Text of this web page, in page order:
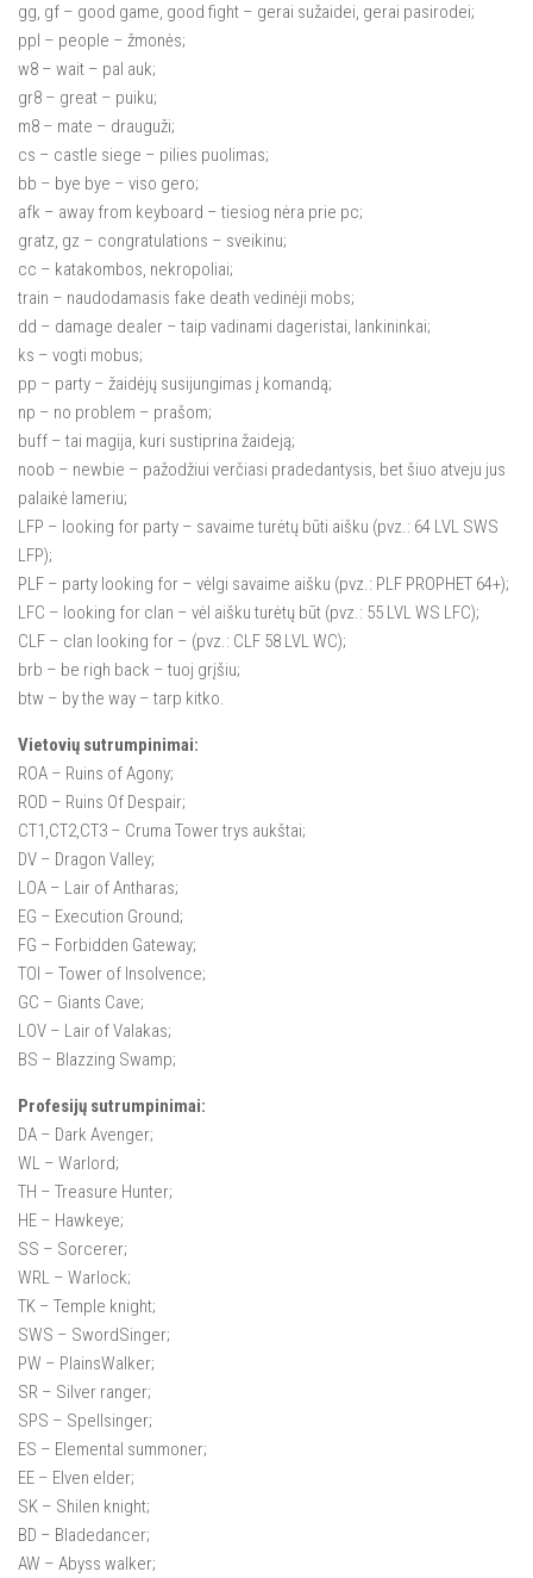
gg, gf – good game, good fight – gerai sužaidei, gerai pasirodei;
ppl – people – žmonės;
w8 – wait – pal auk;
gr8 – great – puiku;
m8 – mate – drauguži;
cs – castle siege – pilies puolimas;
bb – bye bye – viso gero;
afk – away from keyboard – tiesiog nėra prie pc;
gratz, gz – congratulations – sveikinu;
cc – katakombos, nekropoliai;
train – naudodamasis fake death vedinėji mobs;
dd – damage dealer – taip vadinami dageristai, lankininkai;
ks – vogti mobus;
pp – party – žaidėjų susijungimas į komandą;
np – no problem – prašom;
buff – tai magija, kuri sustiprina žaideją;
noob – newbie – pažodžiui verčiasi pradedantysis, bet šiuo atveju jus
palaikė lameriu;
LFP – looking for party – savaime turėtų būti aišku (pvz.: 64 LVL SWS
LFP);
PLF – party looking for – vėlgi savaime aišku (pvz.: PLF PROPHET 64+);
LFC – looking for clan – vėl aišku turėtų būt (pvz.: 55 LVL WS LFC);
CLF – clan looking for – (pvz.: CLF 58 LVL WC);
brb – be righ back – tuoj grįšiu;
btw – by the way – tarp kitko.
Vietovių sutrumpinimai:
ROA – Ruins of Agony;
ROD – Ruins Of Despair;
CT1,CT2,CT3 – Cruma Tower trys aukštai;
DV – Dragon Valley;
LOA – Lair of Antharas;
EG – Execution Ground;
FG – Forbidden Gateway;
TOI – Tower of Insolvence;
GC – Giants Cave;
LOV – Lair of Valakas;
BS – Blazzing Swamp;
Profesijų sutrumpinimai:
DA – Dark Avenger;
WL – Warlord;
TH – Treasure Hunter;
HE – Hawkeye;
SS – Sorcerer;
WRL – Warlock;
TK – Temple knight;
SWS – SwordSinger;
PW – PlainsWalker;
SR – Silver ranger;
SPS – Spellsinger;
ES – Elemental summoner;
EE – Elven elder;
SK – Shilen knight;
BD – Bladedancer;
AW – Abyss walker;